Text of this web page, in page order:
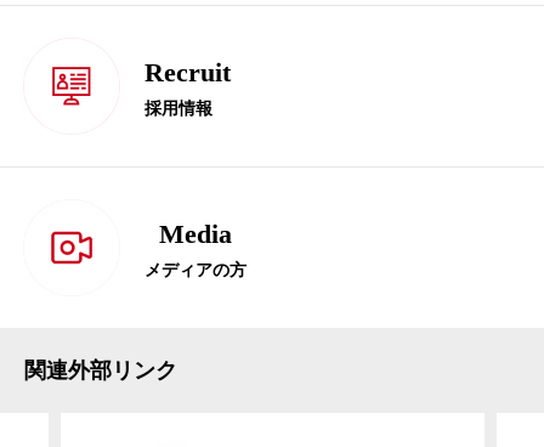
Recruit
採用情報
Media
メディアの方
関連外部リンク